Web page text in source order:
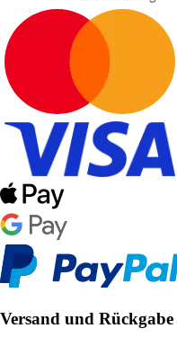
Versand und Rückgabe